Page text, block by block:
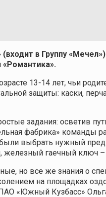
в Группу
«Романтика».
13-14 лет, чьи
защиты: каски,
задания: осветив
фабрика»
выбрать нужный
железный гаечный ключ
но все же знания о
на площадках
ПАО «Южный Кузбасс»